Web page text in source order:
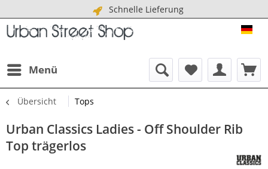
Schnelle Lieferung
Menü
Übersicht Tops
Urban Classics Ladies - Off Shoulder Rib
Top trägerlos